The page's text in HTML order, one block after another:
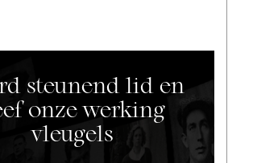
steunend lid en
onze werking
vleugels